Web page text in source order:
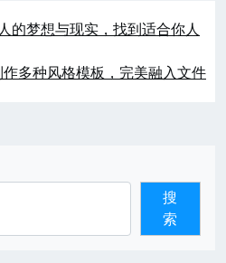
的梦想与现实，找到适合你人
作多种风格模板，完美融入文件
搜
索